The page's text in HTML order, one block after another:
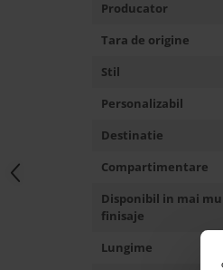
Producator
Tara de origine
Stil
Personalizabil
Destinatie
Compartimentare
Disponibil in mai
finisaje
Lungime